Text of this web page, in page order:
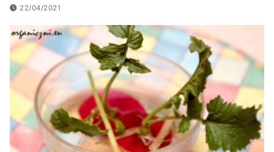
22/04/2021